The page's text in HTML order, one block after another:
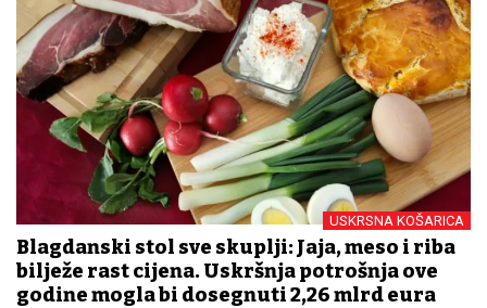
USKRSNA KOŠARICA
Blagdanski stol sve skuplji: Jaja, meso i riba
bilježe rast cijena. Uskršnja potrošnja ove
godine mogla bi dosegnuti 2,26 mlrd eura